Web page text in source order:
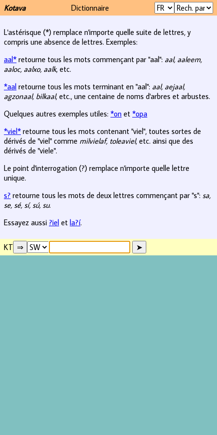
Kotava Dictionnaire
L'astérisque (*) remplace n'importe quelle suite de lettres, y
compris une absence de lettres. Exemples:
aal* retourne tous les mots commençant par "aal": aal, aaleem,
aaloc, aalxo, aalk, etc.
*aal retourne tous les mots terminant en "aal": aal, aejaal,
agzonaal, bilkaal, etc., une centaine de noms d'arbres et arbustes.
Quelques autres exemples utiles: *on et *opa
*viel* retourne tous les mots contenant "viel", toutes sortes de
dérivés de "viel" comme milvielaf, toleaviel, etc. ainsi que des
dérivés de "viele".
Le point d'interrogation (?) remplace n'importe quelle lettre
unique.
s? retourne tous les mots de deux lettres commençant par "s": sa,
se, sé, sí, sú, su.
Essayez aussi ?iel et la?í.
KT